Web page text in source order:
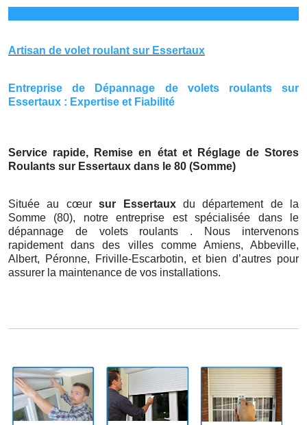
Artisan de volet roulant sur Essertaux
Entreprise de Dépannage de volets roulants sur
Essertaux : Expertise et Fiabilité
Service rapide, Remise en état et Réglage de Stores
Roulants sur Essertaux dans le 80 (Somme)
Située au cœursur Essertaux du département de la
Somme (80), notre entreprise est spécialisée dans le
dépannage de volets roulants . Nous intervenons
rapidement dans des villes comme Amiens, Abbeville,
Albert, Péronne, Friville-Escarbotin, et bien d’autres pour
assurer la maintenance de vos installations.